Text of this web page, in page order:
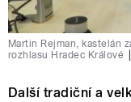
Martin Rejman, kastelán
rozhlasu Hradec Králové
Další tradiční a